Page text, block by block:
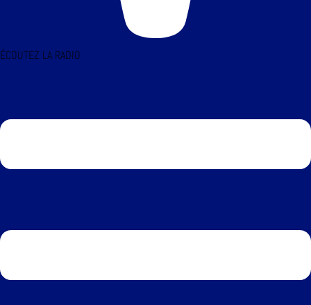
ÉCOUTEZ LA RADIO